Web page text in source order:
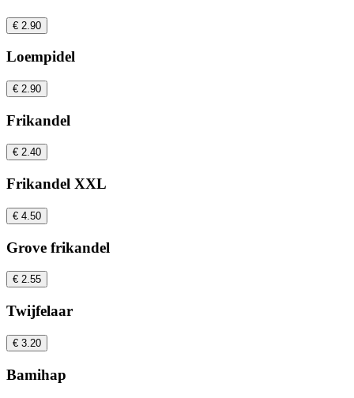
€ 2.90
Loempidel
€ 2.90
Frikandel
€ 2.40
Frikandel XXL
€ 4.50
Grove frikandel
€ 2.55
Twijfelaar
€ 3.20
Bamihap